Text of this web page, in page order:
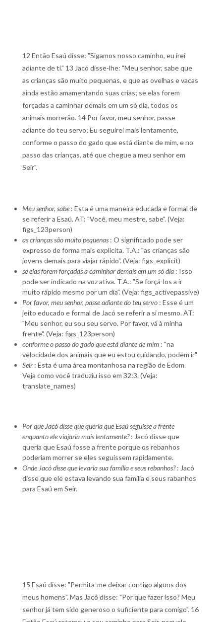
12 Então Esaú disse: "Sigamos nosso caminho, eu irei
adiante de ti." 13 Jacó disse-lhe: "Meu senhor, sabe que
as crianças são muito pequenas, e que as ovelhas e vacas
ainda estão amamentando suas crias; se elas forem
forçadas a caminhar demais em um só dia, todos os
animais morrerão. 14 Por favor, meu senhor, passe
adiante do teu servo; Eu seguirei mais lentamente,
conforme o passo do gado que está diante de mim, e no
passo das crianças, até que chegue a meu senhor em
Seir".
Meu senhor, sabe : Esta é uma maneira educada e formal de
se referir a Esaú. AT: "Você, meu mestre, sabe". (Veja:
figs_123person)
as crianças são muito pequenas : O significado pode ser
expresso de forma mais explícita. T.A.: "as crianças são
jovens demais para viajar rápido". (Veja: figs_explicit)
se elas forem forçadas a caminhar demais em um só dia : Isso
pode ser indicado na voz ativa. T.A.: "Se forçá-los a ir
muito rápido mesmo por um dia". (Veja: figs_activepassive)
Por favor, meu senhor, passe adiante do teu servo : Esse é um
jeito educado e formal de Jacó se referir a si mesmo. AT:
"Meu senhor, eu sou seu servo. Por favor, vá à minha
frente". (Veja: figs_123person)
conforme o passo do gado que está diante de mim : "na
velocidade dos animais que eu estou cuidando, podem ir"
Seir : Esta é uma área montanhosa na região de Edom.
Veja como você traduziu isso em 32:3. (Veja:
translate_names)
Por que Jacó disse que queria que Esaú seguisse a frente
enquanto ele viajaria mais lentamente?: Jacó disse que
queria que Esaú fosse a frente porque os rebanhos
poderiam morrer se eles seguissem rapidamente.
Onde Jacó disse que levaria sua família e seus rebanhos?: Jacó
disse que ele estava levando sua família e seus rabanhos
para Esaú em Seir.
15 Esaú disse: "Permita-me deixar contigo alguns dos
meus homens". Mas Jacó disse: "Por que fazer isso? Meu
senhor já tem sido generoso o suficiente para comigo". 16